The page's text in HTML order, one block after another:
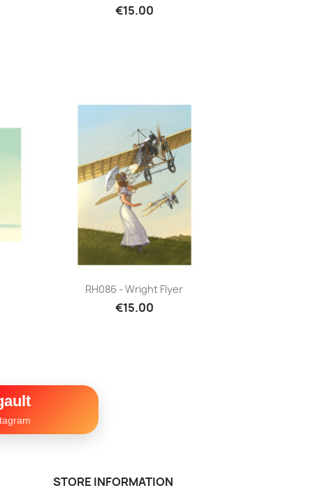
€15.00
Quick view
RH086 - Wright Flyer
€15.00
STORE INFORMATION